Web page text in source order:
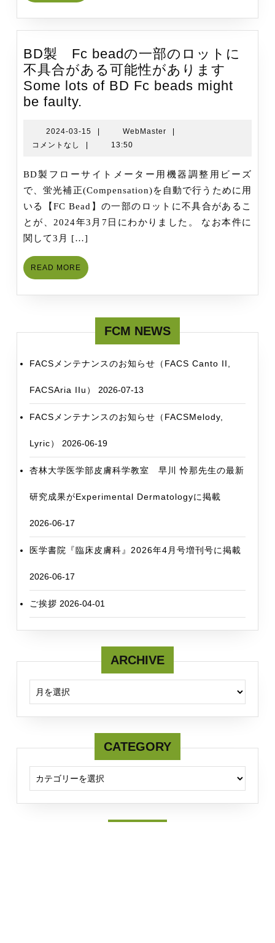
改
定
BD製 Fc beadの一部のロットに
不具合がある可能性があります
Some lots of BD Fc beads might
be faulty.
Fc
bead
一
部
の
ロ
ッ
ト
に
不
が
あ
る
可
能
性
が
り
す
of
be
faulty.
2024-03-15
2024-
WebMaster WebMaster
コメントなし
13:50
BD製フローサイトメーター用機器調整用ビーズ
で、蛍光補正(Compensation)を自動で行うために用
いる【FC Bead】の一部のロットに不具合があるこ
とが、2024年3月7日にわかりました。 なお本件に
関して3月 […]
READ MORE READ
MORE
FCM NEWS
FACSメンテナンスのお知らせ（FACS Canto II,
FACSAria IIu） 2026-07-13
FACSメンテナンスのお知らせ（FACSMelody,
Lyric） 2026-06-19
杏林大学医学部皮膚科学教室 早川 怜那先生の最新
研究成果がExperimental Dermatologyに掲載
2026-06-17
医学書院『臨床皮膚科』2026年4月号増刊号に掲載
2026-06-17
ご挨拶 2026-04-01
ARCHIVE
CATEGORY